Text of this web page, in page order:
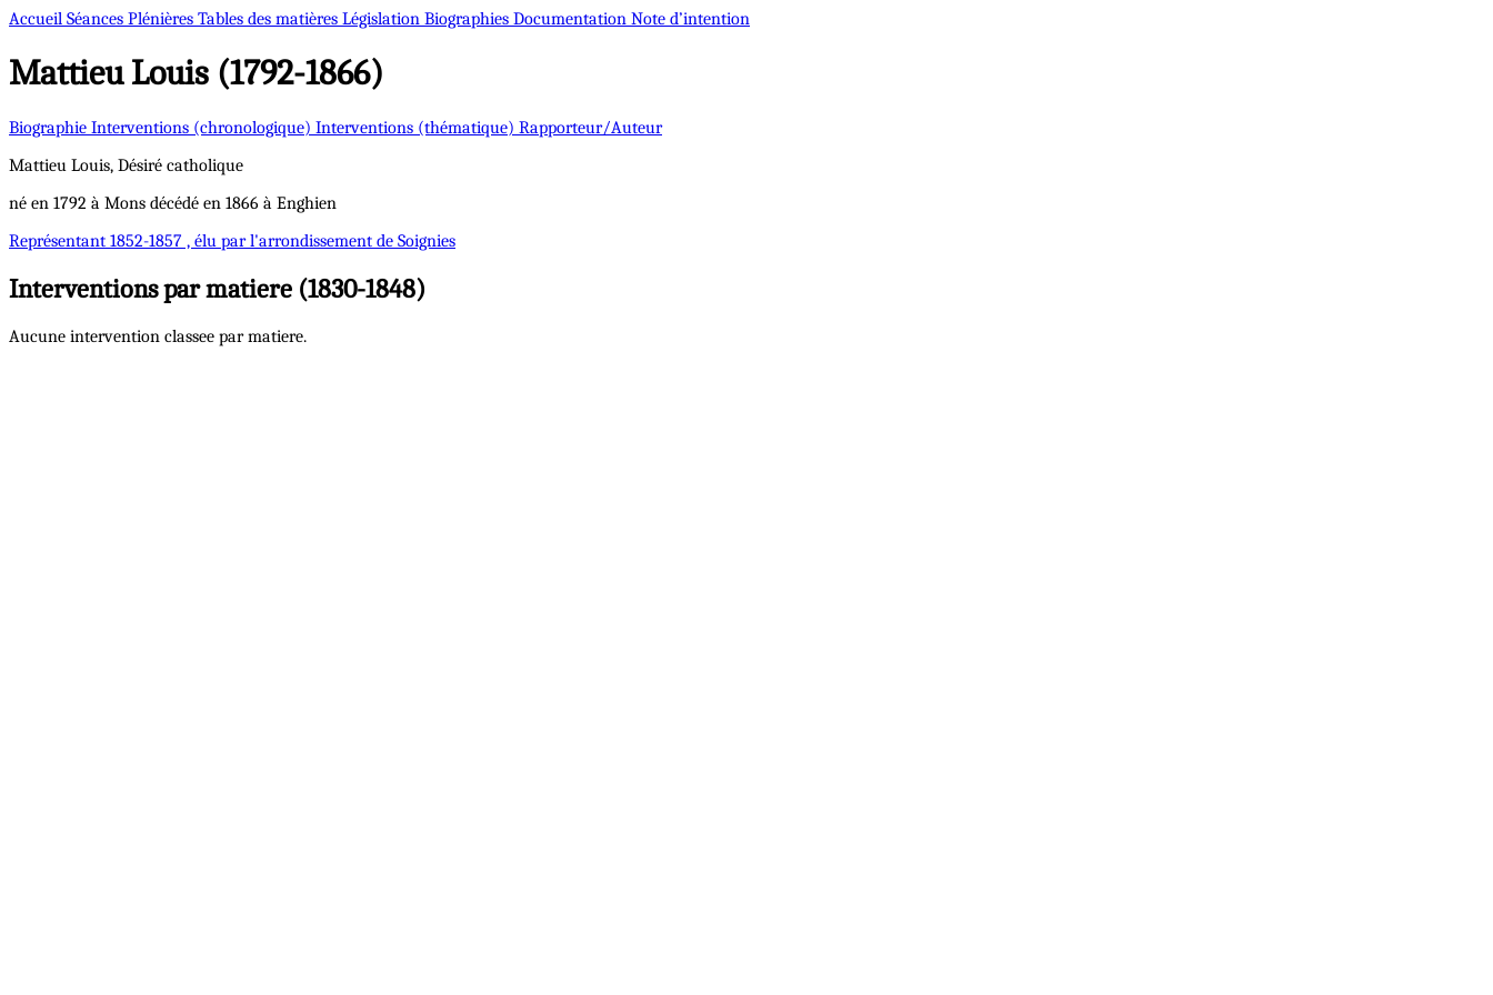
Accueil Séances Plénières Tables des matières Législation Biographies Documentation Note d’intention
MattieuLouis (1792-1866)
Biographie Interventions (chronologique) Interventions (thématique) Rapporteur/Auteur
Mattieu Louis, Désiré catholique
né en 1792 à Mons décédé en 1866 à Enghien
Représentant 1852-1857 , élu par l'arrondissement de Soignies
Interventions par matiere (1830-1848)
Aucune intervention classee par matiere.